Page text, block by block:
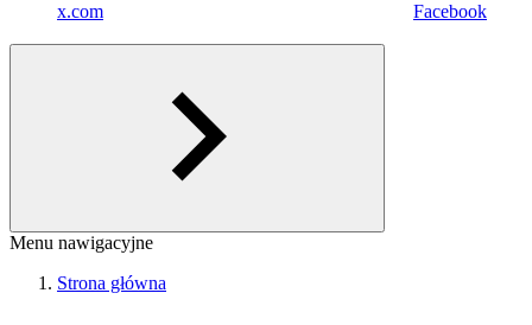
x.com Facebook
Menu nawigacyjne
Strona główna